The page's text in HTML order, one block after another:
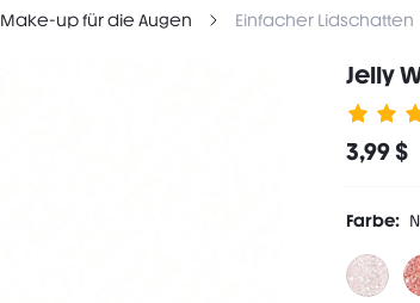
Make-up für die Augen Einfacher Lidschatten
Jelly
3,99 $
Farbe: